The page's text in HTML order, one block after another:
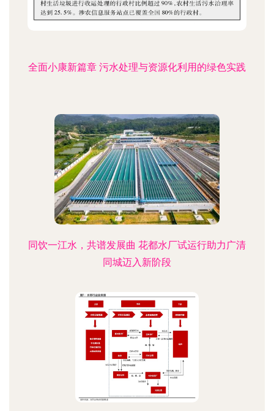
全面小康新篇章 污水处理与资源化利用的绿色实践
同饮一江水，共谱发展曲 花都水厂试运行助力广清
同城迈入新阶段